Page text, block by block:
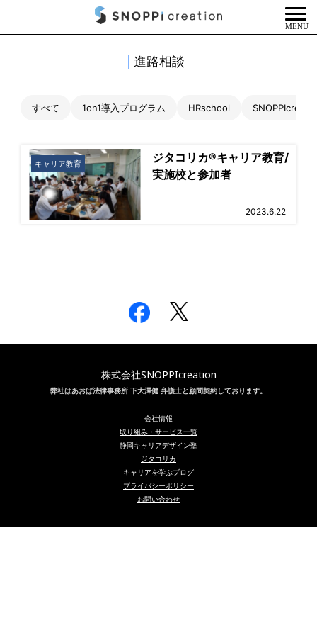
MENU
進路相談
すべて 1on1導入プログラム HRschool
キャリア教育
ジタコリカ®キャリア教育/
実施校と参加者
2023.6.22
株式会社SNOPPIcreation
弊社はあおば法律事務所 下大澤健 弁護士と顧問契約しております。
会社情報
取り組み・サービス一覧
静岡キャリアデザイン塾
ジタコリカ
キャリアを学ぶブログ
プライバシーポリシー
お問い合わせ